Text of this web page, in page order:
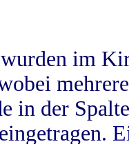
im
in der